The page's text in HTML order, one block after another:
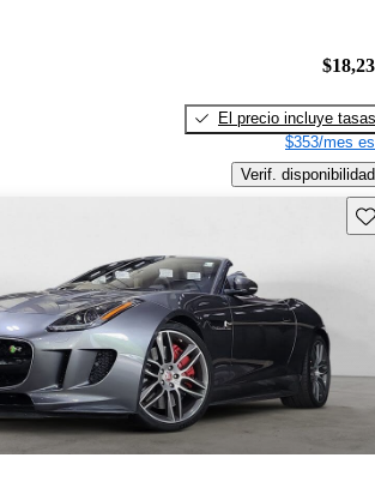
El precio incluye tasas
$353/mes
Verif. disponibilidad